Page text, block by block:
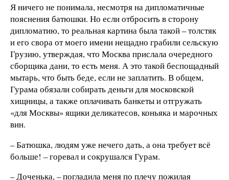
Я ничего не понимала, несмотря на дипломатичные
пояснения батюшки. Но если отбросить в сторону
дипломатию, то реальная картина была такой – толстяк
и его свора от моего имени нещадно грабили сельскую
Грузию, утверждая, что Москва прислала очередного
сборщика дани, то есть меня. А это такой беспощадный
мытарь, что быть беде, если не заплатить. В общем,
Гурама обязали собирать деньги для московской
хищницы, а также оплачивать банкеты и отгружать
«для Москвы» ящики деликатесов, коньяка и марочных
вин.
– Батюшка, людям уже нечего дать, а она требует всё
больше! – горевал и сокрушался Гурам.
– Доченька, – погладила меня по плечу пожилая